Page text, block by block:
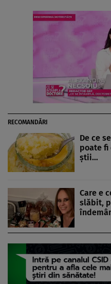
RECOMANDĂRI
De ce
poate fi
știi…
Care e
slăbit,